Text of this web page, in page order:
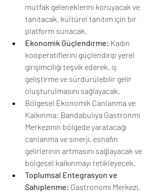
mutfak geleneklerini koruyacak ve
tanıtacak, kültürel tanıtım için bir
platform sunacak.
Ekonomik Güçlendirme: Kadın
kooperatiflerini güçlendirip yerel
girişimciliği teşvik ederek, iş
geliştirme ve sürdürülebilir gelir
oluşturulmasını sağlayacak.
Bölgesel Ekonomik Canlanma ve
Kalkınma: Bandabuliya Gastronmi
Merkezinin bölgede yaratacağı
canlanma ve sinerji, esnafın
gelirlerinin artmasını sağlayacak ve
bölgesel kalkınmayı tetikleyecek.
Toplumsal Entegrasyon ve
Sahiplenme: Gastronomi Merkezi,